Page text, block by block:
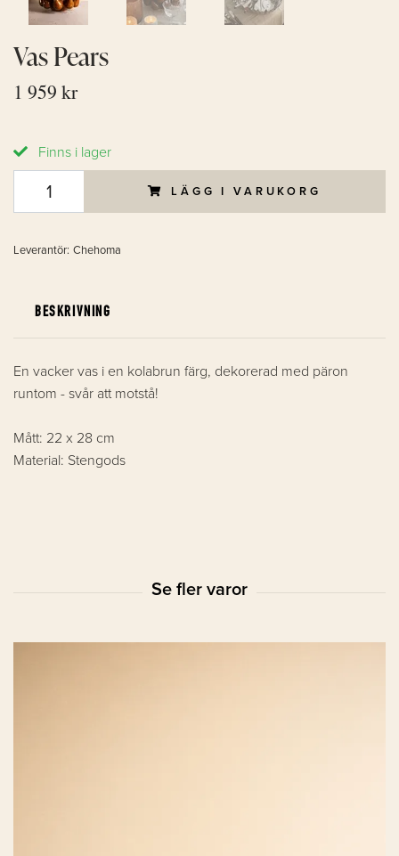
Vas Pears
1 959 kr
Finns i lager
LÄGG I VARUKORG
Leverantör: Chehoma
BESKRIVNING
En vacker vas i en kolabrun färg, dekorerad med päron
runtom - svår att motstå!
Mått: 22 x 28 cm
Material: Stengods